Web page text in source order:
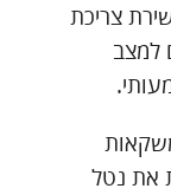
צריכת
במשך 10 שנים למצב
את נטל